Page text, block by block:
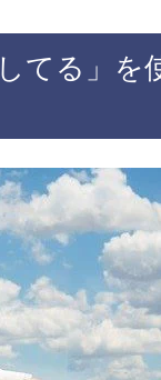
てる」を